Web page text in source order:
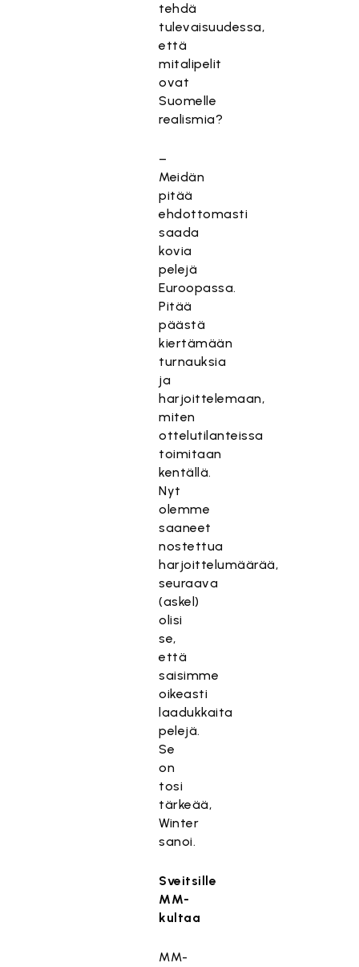
tehdä
tulevaisuudessa,
että
mitalipelit
ovat
Suomelle
realismia?
–
Meidän
pitää
ehdottomasti
saada
kovia
pelejä
Euroopassa.
Pitää
päästä
kiertämään
turnauksia
ja
harjoittelemaan,
miten
ottelutilanteissa
toimitaan
kentällä.
Nyt
olemme
saaneet
nostettua
harjoittelumäärää,
seuraava
(askel)
olisi
se,
että
saisimme
oikeasti
laadukkaita
pelejä.
Se
on
tosi
tärkeää,
Winter
sanoi.
Sveitsille
MM-
kultaa
MM-